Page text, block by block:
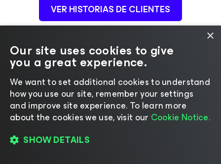
VER HISTORIAS DE CLIENTES
Consulte las calificaciones de
nuestros clientes
×
Our site uses cookies to give
you a great experience.
We want to set additional cookies to understand
how you use our site, remember your settings
and improve site experience. ​To learn more
about the cookies we use, visit our Cookie Notice.
SHOW DETAILS